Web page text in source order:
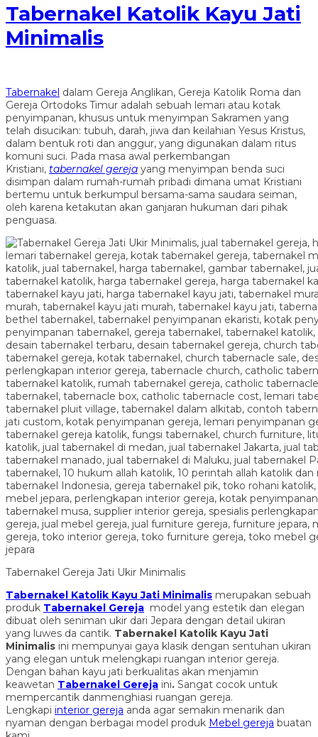
Tabernakel Katolik Kayu Jati
Minimalis
Tabernakel dalam Gereja Anglikan, Gereja Katolik Roma dan
Gereja Ortodoks Timur adalah sebuah lemari atau kotak
penyimpanan, khusus untuk menyimpan Sakramen yang
telah disucikan: tubuh, darah, jiwa dan keilahian Yesus Kristus,
dalam bentuk roti dan anggur, yang digunakan dalam ritus
komuni suci. Pada masa awal perkembangan
Kristiani, tabernakel gereja yang menyimpan benda suci
disimpan dalam rumah-rumah pribadi dimana umat Kristiani
bertemu untuk berkumpul bersama-sama saudara seiman,
oleh karena ketakutan akan ganjaran hukuman dari pihak
penguasa.
Tabernakel Gereja Jati Ukir Minimalis
Tabernakel Katolik Kayu Jati Minimalis merupakan sebuah
produk Tabernakel Gereja model yang estetik dan elegan
dibuat oleh seniman ukir dari Jepara dengan detail ukiran
yang luwes da cantik. Tabernakel Katolik Kayu Jati
Minimalis ini mempunyai gaya klasik dengan sentuhan ukiran
yang elegan untuk melengkapi ruangan interior gereja.
Dengan bahan kayu jati berkualitas akan menjamin
keawetan Tabernakel Gereja ini. Sangat cocok untuk
mempercantik danmenghiasi ruangan gereja.
Lengkapi interior gereja anda agar semakin menarik dan
nyaman dengan berbagai model produk Mebel gereja buatan